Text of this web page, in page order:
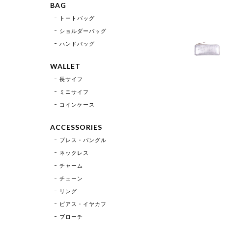
BAG
トートバッグ
ショルダーバッグ
ハンドバッグ
WALLET
長サイフ
ミニサイフ
コインケース
ACCESSORIES
ブレス・バングル
ネックレス
チャーム
チェーン
リング
ピアス・イヤカフ
ブローチ